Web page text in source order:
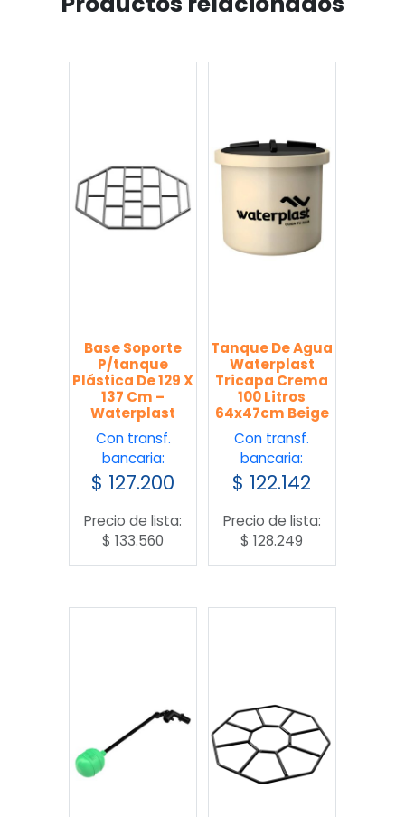
Base Soporte
P/tanque
Plástica De 129 X
137 Cm –
Waterplast
Con transf.
bancaria:
$ 127.200
Precio de lista:
$ 133.560
Tanque De Agua
Waterplast
Tricapa Crema
100 Litros
64x47cm Beige
Con transf.
bancaria:
$ 122.142
Precio de lista:
$ 128.249